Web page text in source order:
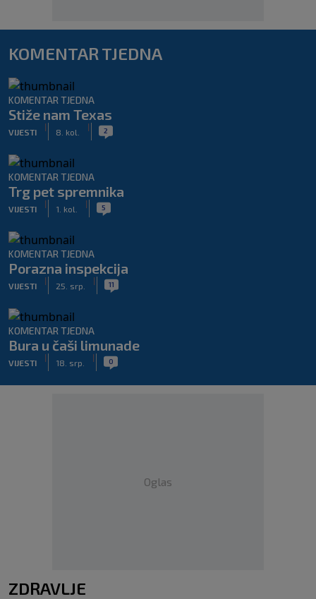
KOMENTAR TJEDNA
KOMENTAR TJEDNA
Stiže nam Texas
VIJESTI
|
8. kol.
| 2
KOMENTAR TJEDNA
Trg pet spremnika
VIJESTI
|
1. kol.
| 5
KOMENTAR TJEDNA
Porazna inspekcija
VIJESTI
|
25. srp.
| 11
KOMENTAR TJEDNA
Bura u čaši limunade
VIJESTI
|
18. srp.
| 0
Oglas
ZDRAVLJE